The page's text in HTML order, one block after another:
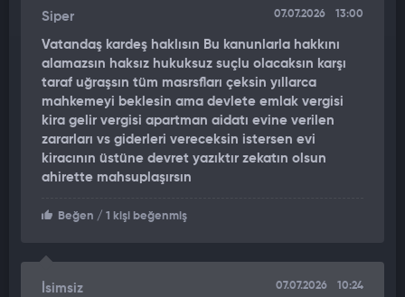
alırken, geriye kalanlar çevreye dağıldı. Bunun üzerine
kepçeyle eşyaları kamyonete yükleyerek sokağı temizledi.
"KİRA ÖDENMEMESİ NEDENİYLE DIŞARI ÇIKARDI"
Aynı binada oturan Fuat Öztürk, kiracının kendilerine herhangi
bir zarar vermediğini ancak polis ekiplerinin eve birçok kez
geldiğini belirterek, kira ödenmemesi nedeniyle ev sahibinin
Siper 07.07.2026 13:00
Vatandaş kardeş haklısın Bu kanunlarla hakkını
alamazsın haksız hukuksuz suçlu olacaksın karşı
taraf uğraşsın tüm masrsfları çeksin yıllarca
mahkemeyi beklesin ama devlete emlak vergisi
kira gelir vergisi apartman aidatı evine verilen
zararları vs giderleri vereceksin istersen evi
kiracının üstüne devret yazıktır zekatın olsun
ahirette mahsuplaşırsın
Beğen / 1 kişi beğenmiş
İsimsiz 07.07.2026 10:24